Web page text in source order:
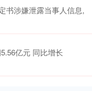
书涉嫌泄露当事人信息,
亿元 同比增长